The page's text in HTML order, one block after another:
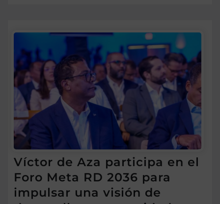
Víctor de Aza participa en el
Foro Meta RD 2036 para
impulsar una visión de